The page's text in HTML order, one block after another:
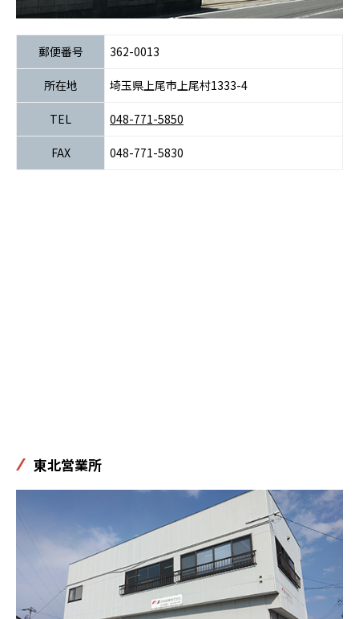
郵便番号 362-0013
所在地 埼玉県上尾市上尾村1333-4
TEL 048-771-5850
FAX 048-771-5830
東北営業所